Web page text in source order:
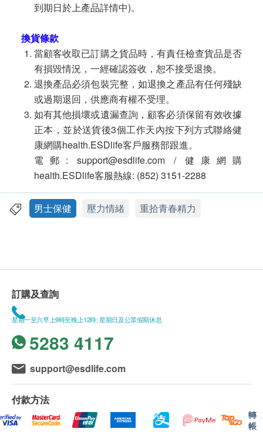
到期日於上產品詳情中)。
換貨條款
當顧客收取已訂購之貨品時，有責任檢查貨品是否
有損毀情況，一經確認簽收，恕不接受退換。
退換產品必須包裝完整，如退換之產品有任何殘缺
或過期退回，供應商有權不受理。
如有其他損壞或遺漏查詢，顧客必須保留有效收據
正本，並於送貨後3個工作天內按下列方式聯絡健
康網購health.ESDlife客戶服務部跟進。
電郵: support@esdlife.com / 健康網購
health.ESDlife客服熱線: (852) 3151-2288
男士保健 壓力情緒 重拾青春精力
訂購及查詢
星期一至六早上9時至晚上12時; 星期日及公眾假期休息
5283 4117
support@esdlife.com
付款方法
轉
帳